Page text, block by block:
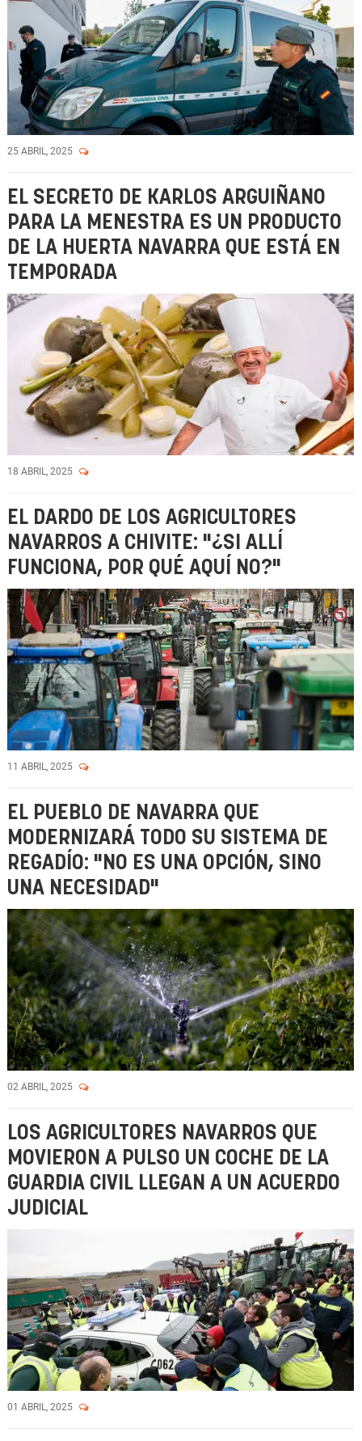
25 ABRIL, 2025
EL SECRETO DE KARLOS ARGUIÑANO
PARA LA MENESTRA ES UN PRODUCTO
DE LA HUERTA NAVARRA QUE ESTÁ EN
TEMPORADA
18 ABRIL, 2025
EL DARDO DE LOS AGRICULTORES
NAVARROS A CHIVITE: "¿SI ALLÍ
FUNCIONA, POR QUÉ AQUÍ NO?"
11 ABRIL, 2025
EL PUEBLO DE NAVARRA QUE
MODERNIZARÁ TODO SU SISTEMA DE
REGADÍO: "NO ES UNA OPCIÓN, SINO
UNA NECESIDAD"
02 ABRIL, 2025
LOS AGRICULTORES NAVARROS QUE
MOVIERON A PULSO UN COCHE DE LA
GUARDIA CIVIL LLEGAN A UN ACUERDO
JUDICIAL
01 ABRIL, 2025